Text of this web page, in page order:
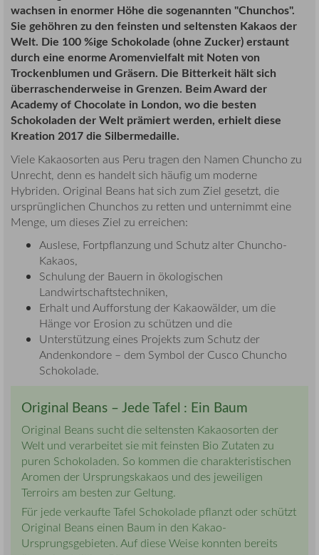
wachsen in enormer Höhe die sogenannten "Chunchos".
Sie gehöhren zu den feinsten und seltensten Kakaos der
Welt. Die 100 %ige Schokolade (ohne Zucker) erstaunt
durch eine enorme Aromenvielfalt mit Noten von
Trockenblumen und Gräsern. Die Bitterkeit hält sich
überraschenderweise in Grenzen. Beim Award der
Academy of Chocolate in London, wo die besten
Schokoladen der Welt prämiert werden, erhielt diese
Kreation 2017 die Silbermedaille.
Viele Kakaosorten aus Peru tragen den Namen Chuncho zu
Unrecht, denn es handelt sich häufig um moderne
Hybriden. Original Beans hat sich zum Ziel gesetzt, die
ursprünglichen Chunchos zu retten und unternimmt eine
Menge, um dieses Ziel zu erreichen:
Auslese, Fortpflanzung und Schutz alter Chuncho-
Kakaos,
Schulung der Bauern in ökologischen
Landwirtschaftstechniken,
Erhalt und Aufforstung der Kakaowälder, um die
Hänge vor Erosion zu schützen und die
Unterstützung eines Projekts zum Schutz der
Andenkondore – dem Symbol der Cusco Chuncho
Schokolade.
Original Beans – Jede Tafel : Ein Baum
Original Beans sucht die seltensten Kakaosorten der
Welt und verarbeitet sie mit feinsten Bio Zutaten zu
puren Schokoladen. So kommen die charakteristischen
Aromen der Ursprungskakaos und des jeweiligen
Terroirs am besten zur Geltung.
Für jede verkaufte Tafel Schokolade pflanzt oder schützt
Original Beans einen Baum in den Kakao-
Ursprungsgebieten. Auf diese Weise konnten bereits